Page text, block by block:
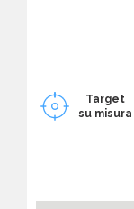
Target
su misura